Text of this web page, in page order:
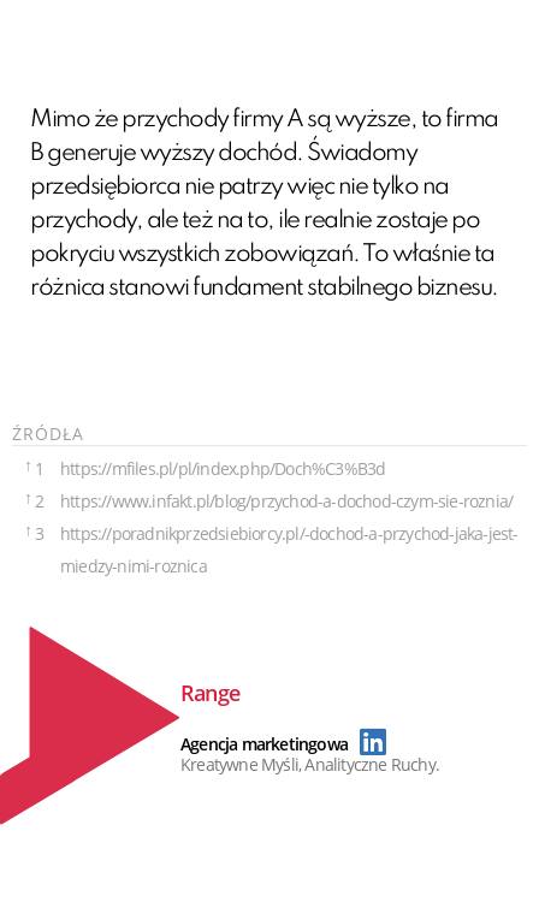
Mimo że przychody firmy A są wyższe, to firma
B generuje wyższy dochód. Świadomy
przedsiębiorca nie patrzy więc nie tylko na
przychody, ale też na to, ile realnie zostaje po
pokryciu wszystkich zobowiązań. To właśnie ta
różnica stanowi fundament stabilnego biznesu.
ŹRÓDŁA
↑ 1
https://mfiles.pl/pl/index.php/Doch%C3%B3d
↑ 2
https://www.infakt.pl/blog/przychod-a-dochod-czym-sie-roznia/
↑ 3
https://poradnikprzedsiebiorcy.pl/-dochod-a-przychod-jaka-jest-
miedzy-nimi-roznica
Range
Agencja marketingowa
Kreatywne Myśli, Analityczne Ruchy.